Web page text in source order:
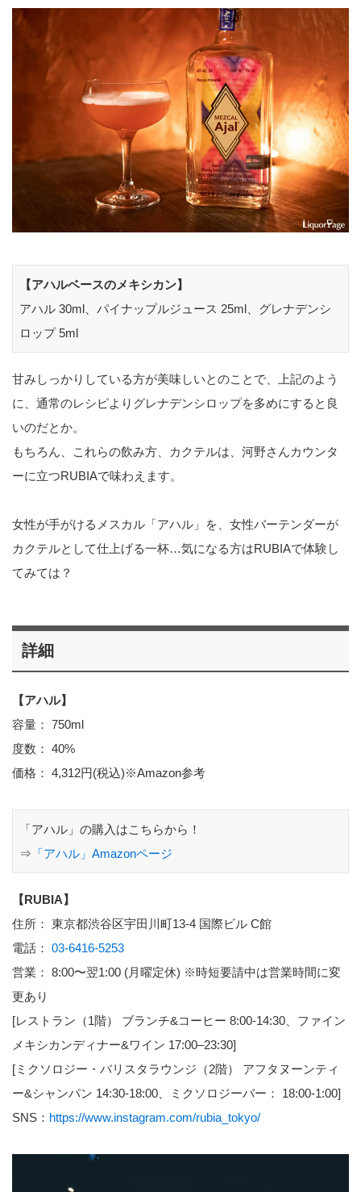
【アハルベースのメキシカン】
アハル 30ml、パイナップルジュース 25ml、グレナデンシ
ロップ 5ml
甘みしっかりしている方が美味しいとのことで、上記のよう
に、通常のレシピよりグレナデンシロップを多めにすると良
いのだとか。
もちろん、これらの飲み方、カクテルは、河野さんカウンタ
ーに立つRUBIAで味わえます。
女性が手がけるメスカル「アハル」を、女性バーテンダーが
カクテルとして仕上げる一杯…気になる方はRUBIAで体験し
てみては？
詳細
【アハル】
容量： 750ml
度数： 40%
価格： 4,312円(税込)※Amazon参考
「アハル」の購入はこちらから！
⇒ 「アハル」Amazonページ
【RUBIA】
住所： 東京都渋谷区宇田川町13-4 国際ビル C館
電話： 03-6416-5253
営業： 8:00〜翌1:00 (月曜定休) ※時短要請中は営業時間に変
更あり
[レストラン（1階） ブランチ&コーヒー 8:00-14:30、ファイン
メキシカンディナー&ワイン 17:00–23:30]
[ミクソロジー・バリスタラウンジ（2階） アフタヌーンティ
ー&シャンパン 14:30-18:00、ミクソロジーバー： 18:00-1:00]
SNS： https://www.instagram.com/rubia_tokyo/